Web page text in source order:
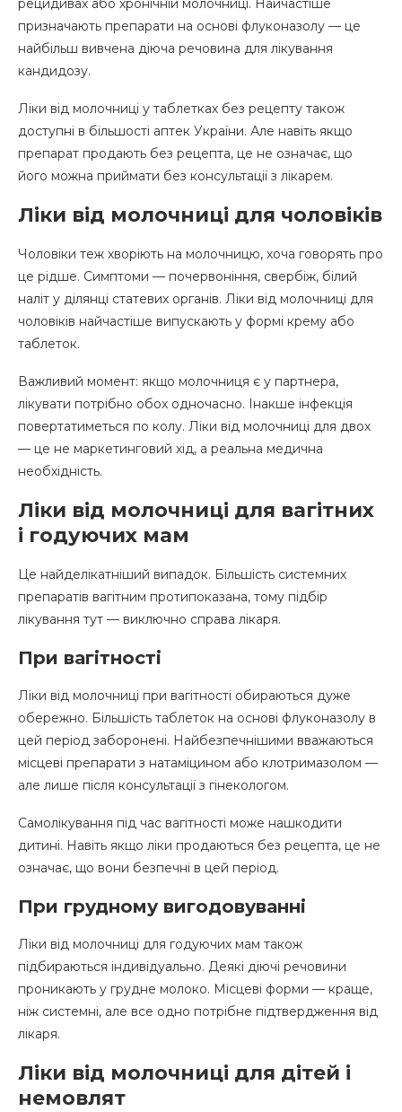
рецидивах або хронічній молочниці. Найчастіше
призначають препарати на основі флуконазолу — це
найбільш вивчена діюча речовина для лікування
кандидозу.
Ліки від молочниці у таблетках без рецепту також
доступні в більшості аптек України. Але навіть якщо
препарат продають без рецепта, це не означає, що
його можна приймати без консультації з лікарем.
Ліки від молочниці для чоловіків
Чоловіки теж хворіють на молочницю, хоча говорять про
це рідше. Симптоми — почервоніння, свербіж, білий
наліт у ділянці статевих органів. Ліки від молочниці для
чоловіків найчастіше випускають у формі крему або
таблеток.
Важливий момент: якщо молочниця є у партнера,
лікувати потрібно обох одночасно. Інакше інфекція
повертатиметься по колу. Ліки від молочниці для двох
— це не маркетинговий хід, а реальна медична
необхідність.
Ліки від молочниці для вагітних
і годуючих мам
Це найделікатніший випадок. Більшість системних
препаратів вагітним протипоказана, тому підбір
лікування тут — виключно справа лікаря.
При вагітності
Ліки від молочниці при вагітності обираються дуже
обережно. Більшість таблеток на основі флуконазолу в
цей період заборонені. Найбезпечнішими вважаються
місцеві препарати з натаміцином або клотримазолом —
але лише після консультації з гінекологом.
Самолікування під час вагітності може нашкодити
дитині. Навіть якщо ліки продаються без рецепта, це не
означає, що вони безпечні в цей період.
При грудному вигодовуванні
Ліки від молочниці для годуючих мам також
підбираються індивідуально. Деякі діючі речовини
проникають у грудне молоко. Місцеві форми — краще,
ніж системні, але все одно потрібне підтвердження від
лікаря.
Ліки від молочниці для дітей і
немовлят